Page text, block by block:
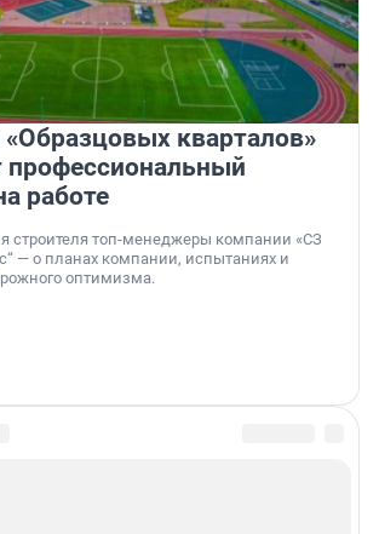
кварталов»
профессиональный
работе
строителя топ-менеджеры компании «СЗ
— о планах компании, испытаниях и
оптимизма.